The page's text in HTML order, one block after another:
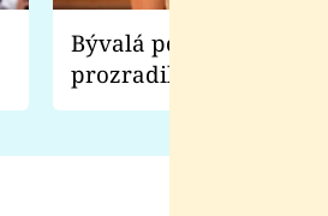
Bývalá pornoherečka
prozradila, co ji
natáčení Euforie.